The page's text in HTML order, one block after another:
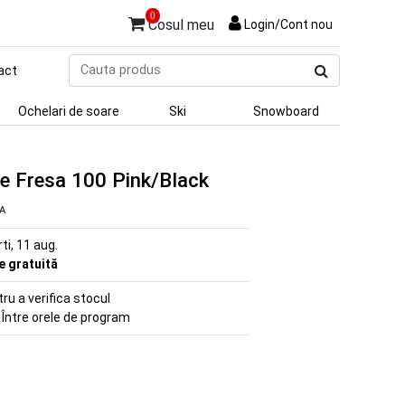
0
Cosul meu Login/Cont nou
produs
Ochelari de soare Ski Snowboard
Fresa 100 Pink/Black
11 aug.
gratuită
a verifica stocul
orele de program